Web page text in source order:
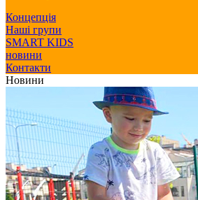
Концепція
Наші групи
SMART KIDS
новини
Контакти
Новини